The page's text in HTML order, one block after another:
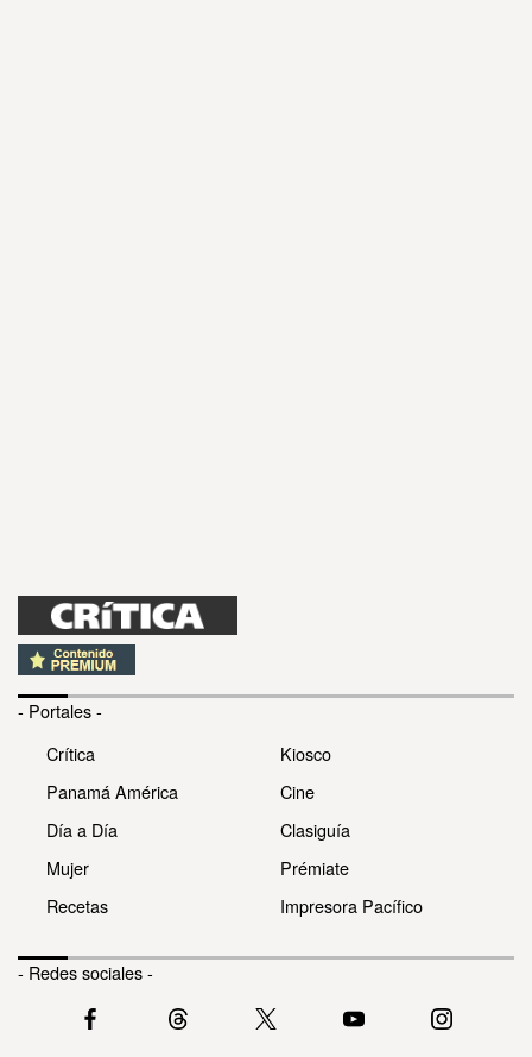
- Portales -
Crítica
Panamá América
Día a Día
Mujer
Recetas
Kiosco
Cine
Clasiguía
Prémiate
Impresora Pacífico
- Redes sociales -